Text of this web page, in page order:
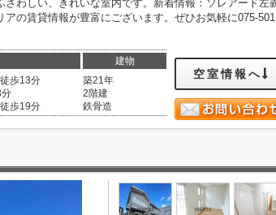
わしい、きれいな室内です。新着情報：ソレアード左
の賃貸情報が豊富にございます。ぜひお気軽に075-
建物
徒歩13分
分
徒歩19分
築21年
2階建
鉄骨造
空室情報へ